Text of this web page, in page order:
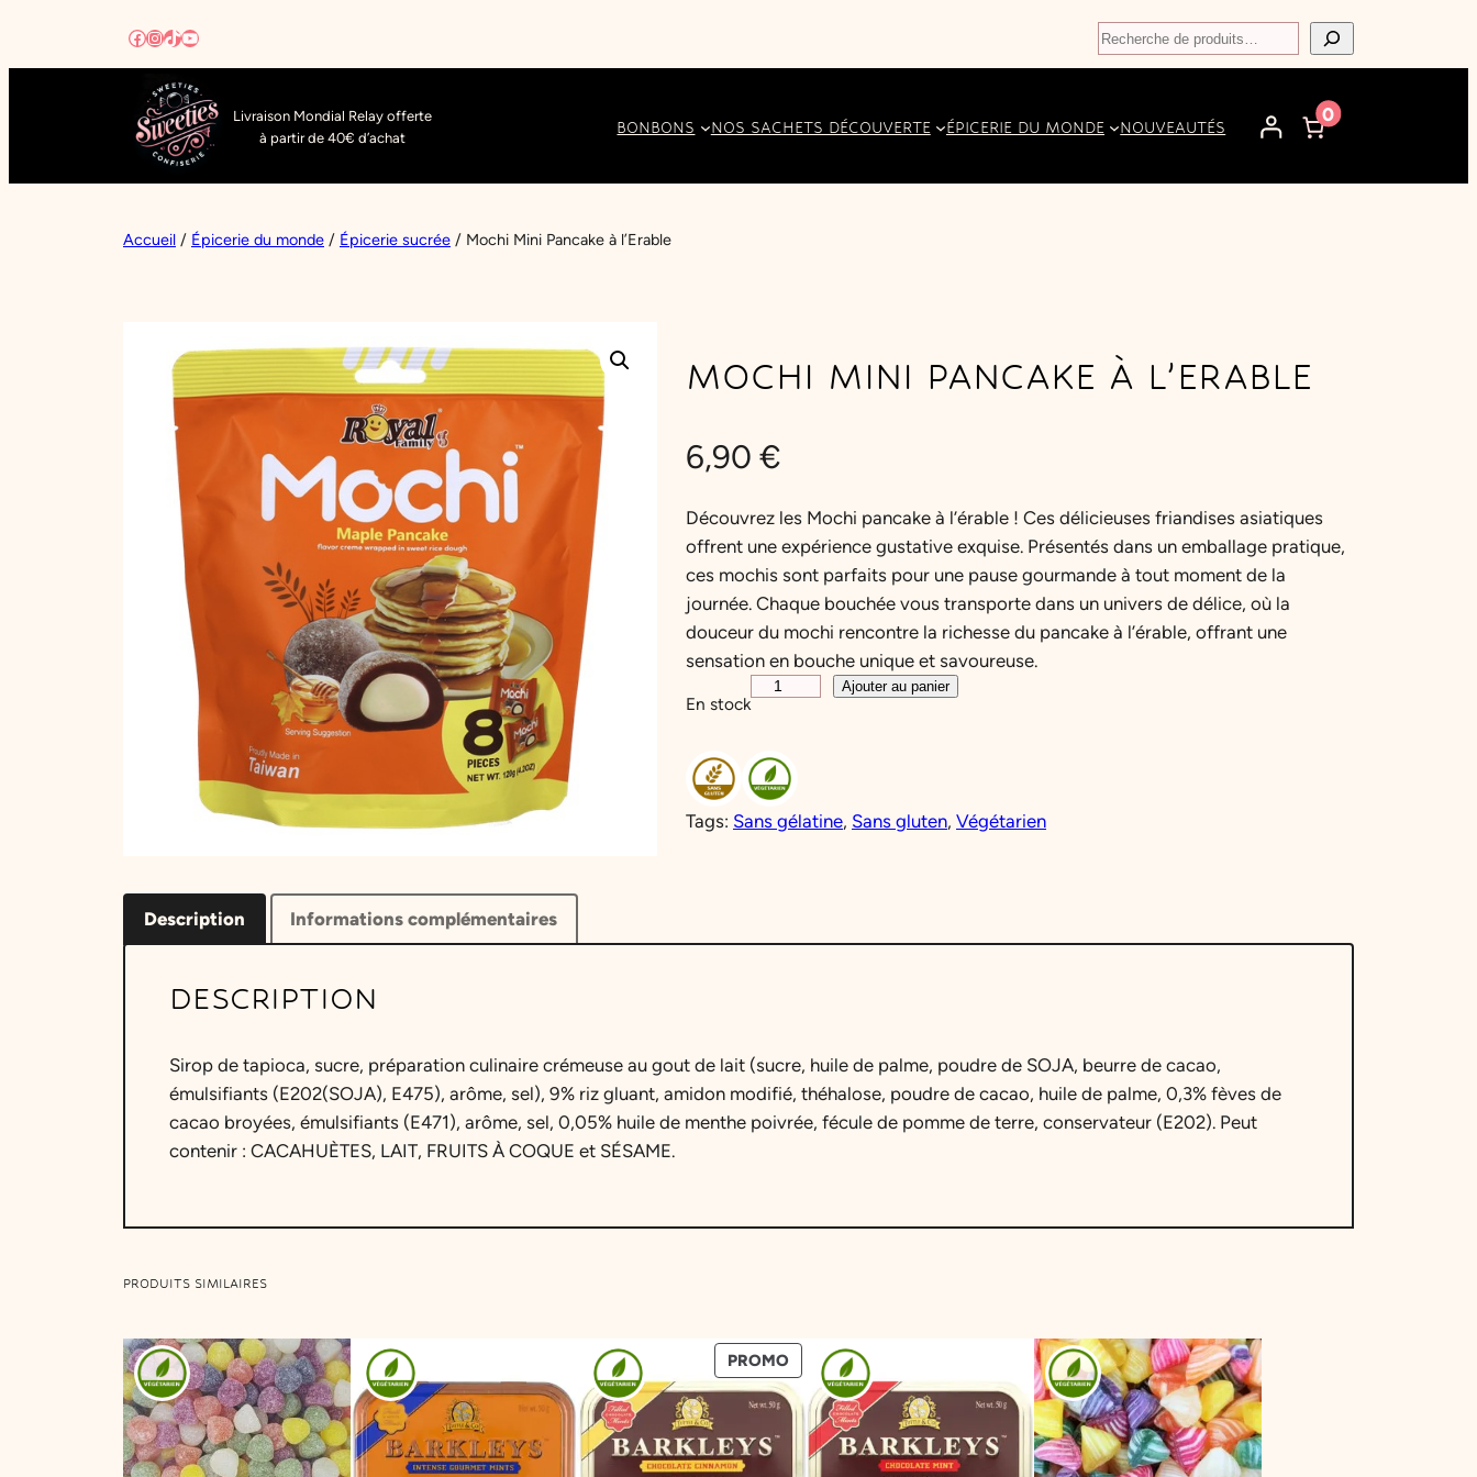
Facebook
Instagram
TikTok
YouTube Recherche
Livraison Mondial Relay offerte
à partir de 40€ d’achat
BONBONS NOS SACHETS DÉCOUVERTE ÉPICERIE DU MONDE NOUVEAUTÉS
0
Accueil / Épicerie du monde / Épicerie sucrée / Mochi Mini Pancake à l’Erable
MOCHI MINI PANCAKE À L’ERABLE
6,90 €
Découvrez les Mochi pancake à l’érable ! Ces délicieuses friandises asiatiques
offrent une expérience gustative exquise. Présentés dans un emballage pratique,
ces mochis sont parfaits pour une pause gourmande à tout moment de la
journée. Chaque bouchée vous transporte dans un univers de délice, où la
douceur du mochi rencontre la richesse du pancake à l’érable, offrant une
sensation en bouche unique et savoureuse.
En stock
u
n
t
i
e
h
i
M
P
a
k
e
l
Ajouter au panier
Tags: Sans gélatine, Sans gluten, Végétarien
Description Informations complémentaires
DESCRIPTION
Sirop de tapioca, sucre, préparation culinaire crémeuse au gout de lait (sucre, huile de palme, poudre de SOJA, beurre de cacao,
émulsifiants (E202(SOJA), E475), arôme, sel), 9% riz gluant, amidon modifié, théhalose, poudre de cacao, huile de palme, 0,3% fèves de
cacao broyées, émulsifiants (E471), arôme, sel, 0,05% huile de menthe poivrée, fécule de pomme de terre, conservateur (E202). Peut
contenir : CACAHUÈTES, LAIT, FRUITS À COQUE et SÉSAME.
PRODUITS SIMILAIRES
PROMOPRODUIT
EN
PROMOTION